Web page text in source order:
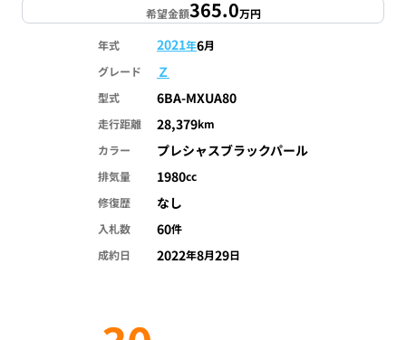
希望金額365.0万円
年式 2021年6月
グレード
Ｚ
型式 6BA-MXUA80
走行距離 28,379km
カラー
プレシャスブラックパール
排気量 1980cc
修復歴
なし
入札数 60件
成約日
2022年8月29日